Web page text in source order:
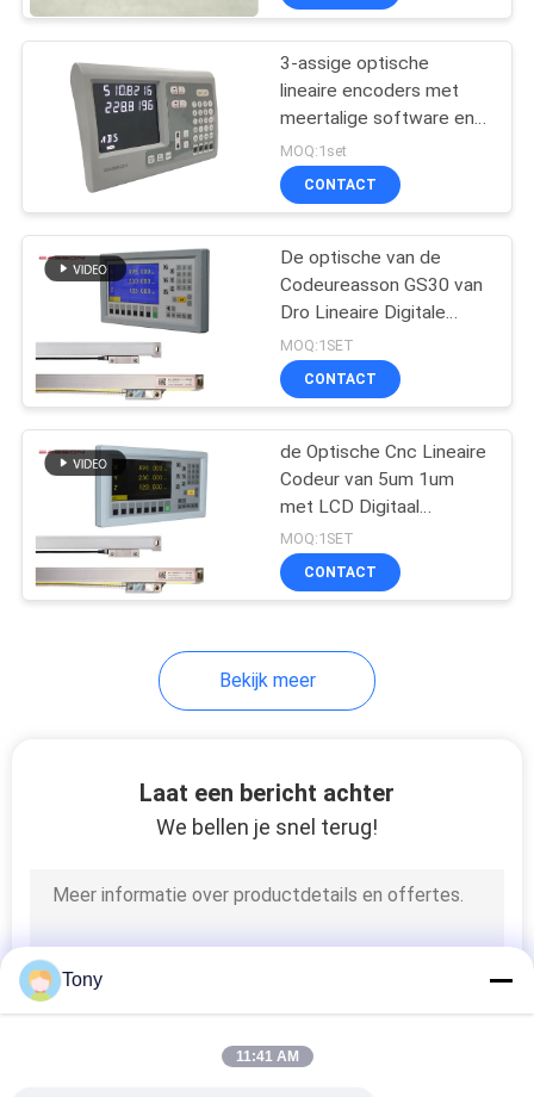
Lineaire
Glasschalen
2 as Digitaal Lezen
Lineaire Codeurs
Vmm het meten van
Machine
3-assige optische
lineaire encoders met
meertalige software en
positiegeheugen bij
stroomuitval voor
verbeterde prestaties
MOQ:1set
CONTACT
De optische van de
Codeureasson GS30 van
Dro Lineaire Digitale
Machine van de het
Malendraaibank
MOQ:1SET
CONTACT
de Optische Cnc Lineaire
Codeur van 5um 1um
met LCD Digitaal
Lezensysteem
MOQ:1SET
CONTACT
Bekijk meer
Laat een bericht achter
We bellen je snel terug!
Tony
11:41 AM